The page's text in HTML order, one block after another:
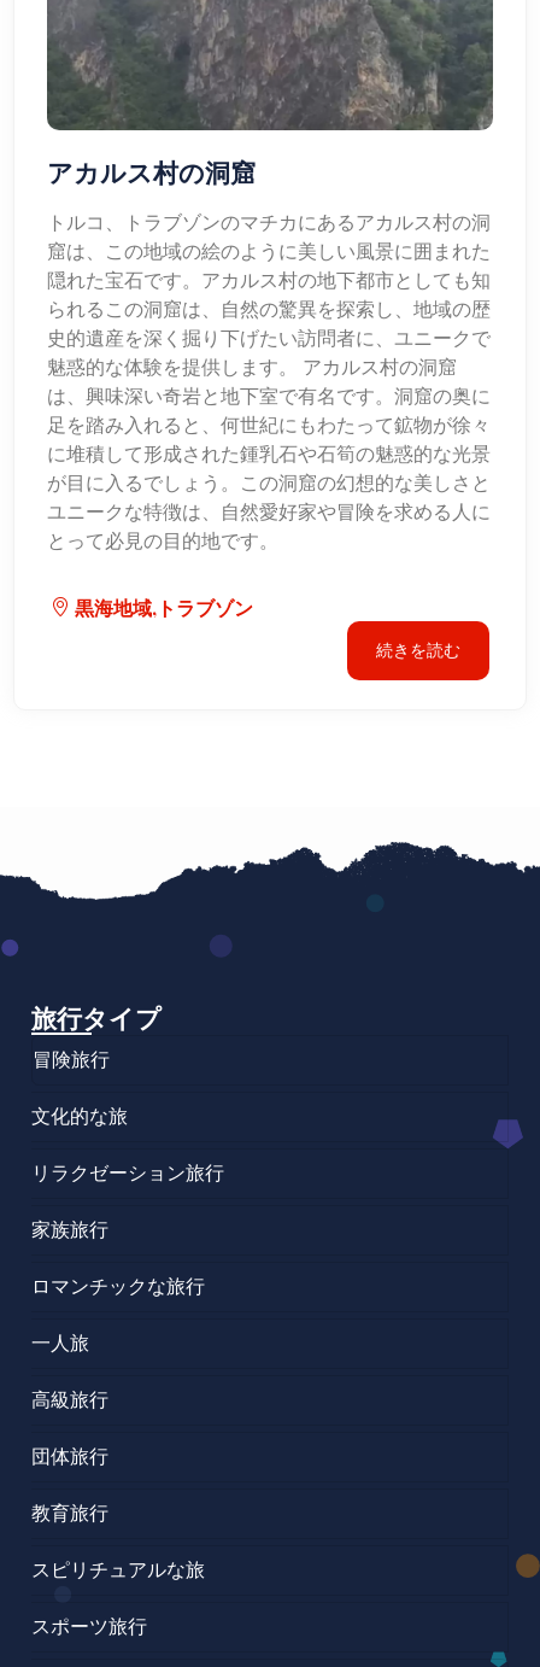
アカルス村の洞窟
トルコ、トラブゾンのマチカにあるアカルス村の洞
窟は、この地域の絵のように美しい風景に囲まれた
隠れた宝石です。アカルス村の地下都市としても知
られるこの洞窟は、自然の驚異を探索し、地域の歴
史的遺産を深く掘り下げたい訪問者に、ユニークで
魅惑的な体験を提供します。 アカルス村の洞窟
は、興味深い奇岩と地下室で有名です。洞窟の奥に
足を踏み入れると、何世紀にもわたって鉱物が徐々
に堆積して形成された鍾乳石や石筍の魅惑的な光景
が目に入るでしょう。この洞窟の幻想的な美しさと
ユニークな特徴は、自然愛好家や冒険を求める人に
とって必見の目的地です。
黒海地域,トラブゾン
続きを読む
旅行タイプ
冒険旅行
文化的な旅
リラクゼーション旅行
家族旅行
ロマンチックな旅行
一人旅
高級旅行
団体旅行
教育旅行
スピリチュアルな旅
スポーツ旅行